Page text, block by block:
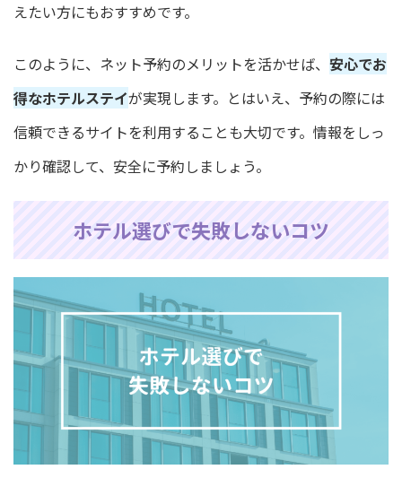
えたい方にもおすすめです。
このように、ネット予約のメリットを活かせば、 安心でお
得なホテルステイが実現します。とはいえ、予約の際には
信頼できるサイトを利用することも大切です。情報をしっ
かり確認して、安全に予約しましょう。
ホテル選びで失敗しないコツ